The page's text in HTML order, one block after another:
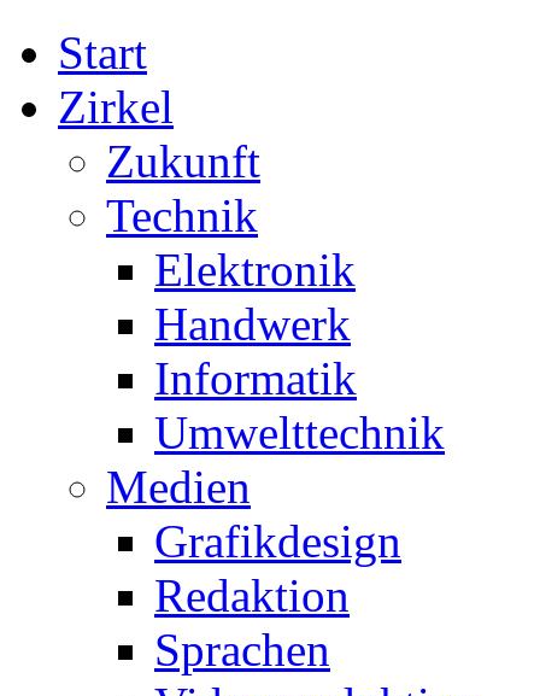
Start
Zirkel
Zukunft
Technik
Elektronik
Handwerk
Informatik
Umwelttechnik
Medien
Grafikdesign
Redaktion
Sprachen